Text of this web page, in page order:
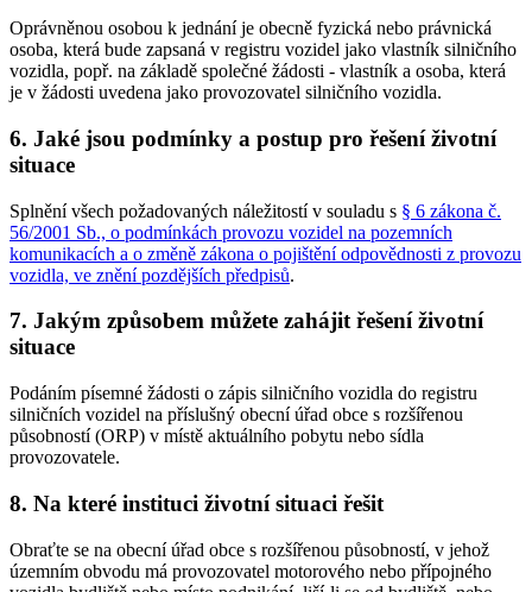
Oprávněnou osobou k jednání je obecně fyzická nebo právnická
osoba, která bude zapsaná v registru vozidel jako vlastník silničního
vozidla, popř. na základě společné žádosti - vlastník a osoba, která
je v žádosti uvedena jako provozovatel silničního vozidla.
6. Jaké jsou podmínky a postup pro řešení životní
situace
Splnění všech požadovaných náležitostí v souladu s § 6 zákona č.
56/2001 Sb., o podmínkách provozu vozidel na pozemních
komunikacích a o změně zákona o pojištění odpovědnosti z provozu
vozidla, ve znění pozdějších předpisů.
7. Jakým způsobem můžete zahájit řešení životní
situace
Podáním písemné žádosti o zápis silničního vozidla do registru
silničních vozidel na příslušný obecní úřad obce s rozšířenou
působností (ORP) v místě aktuálního pobytu nebo sídla
provozovatele.
8. Na které instituci životní situaci řešit
Obraťte se na obecní úřad obce s rozšířenou působností, v jehož
územním obvodu má provozovatel motorového nebo přípojného